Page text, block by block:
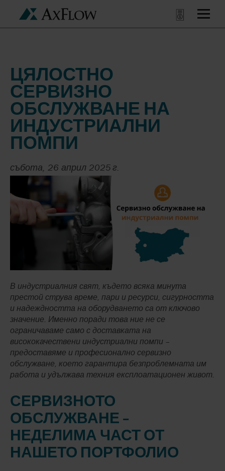
ЦЯЛОСТНО
СЕРВИЗНО
ОБСЛУЖВАНЕ НА
ИНДУСТРИАЛНИ
ПОМПИ
събота, 26 април 2025 г.
В индустриалния свят, където всяка минута
престой струва време, пари и ресурси, сигурността
и надеждността на оборудването са от ключово
значение. Именно поради това ние не се
ограничаваме само с доставката на
висококачествени индустриални помпи –
предоставяме и професионално сервизно
обслужване, което гарантира безпроблемната им
работа и удължава техния експлоатационен живот.
СЕРВИЗНОТО
ОБСЛУЖВАНЕ –
НЕДЕЛИМА ЧАСТ ОТ
НАШЕТО ПОРТФОЛИО